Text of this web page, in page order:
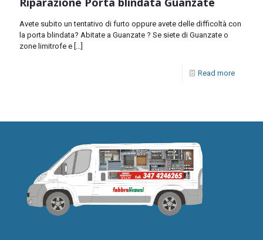
Avete subito un tentativo di furto oppure avete delle difficoltà con
la porta blindata? Abitate a Guanzate ? Se siete di Guanzate o
zone limitrofe e […]
Read more